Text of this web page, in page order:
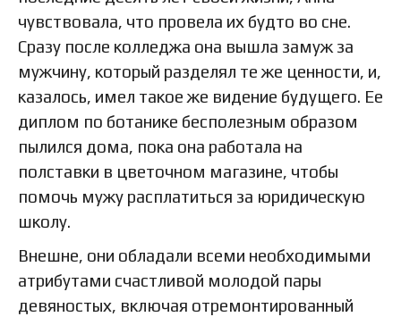
чувствовала, что провела их будто во сне.
Сразу после колледжа она вышла замуж за
мужчину, который разделял те же ценности, и,
казалось, имел такое же видение будущего. Ее
диплом по ботанике бесполезным образом
пылился дома, пока она работала на
полставки в цветочном магазине, чтобы
помочь мужу расплатиться за юридическую
школу.
Внешне, они обладали всеми необходимыми
атрибутами счастливой молодой пары
девяностых, включая отремонтированный